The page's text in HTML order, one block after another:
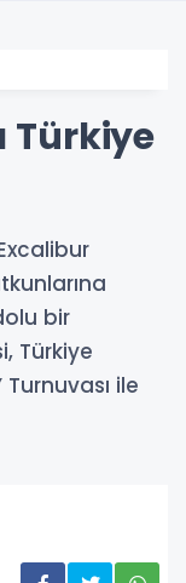
Türkiye
bir
Türkiye
ile